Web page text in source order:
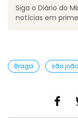
Siga o Diário do
notícias em
Braga são joão